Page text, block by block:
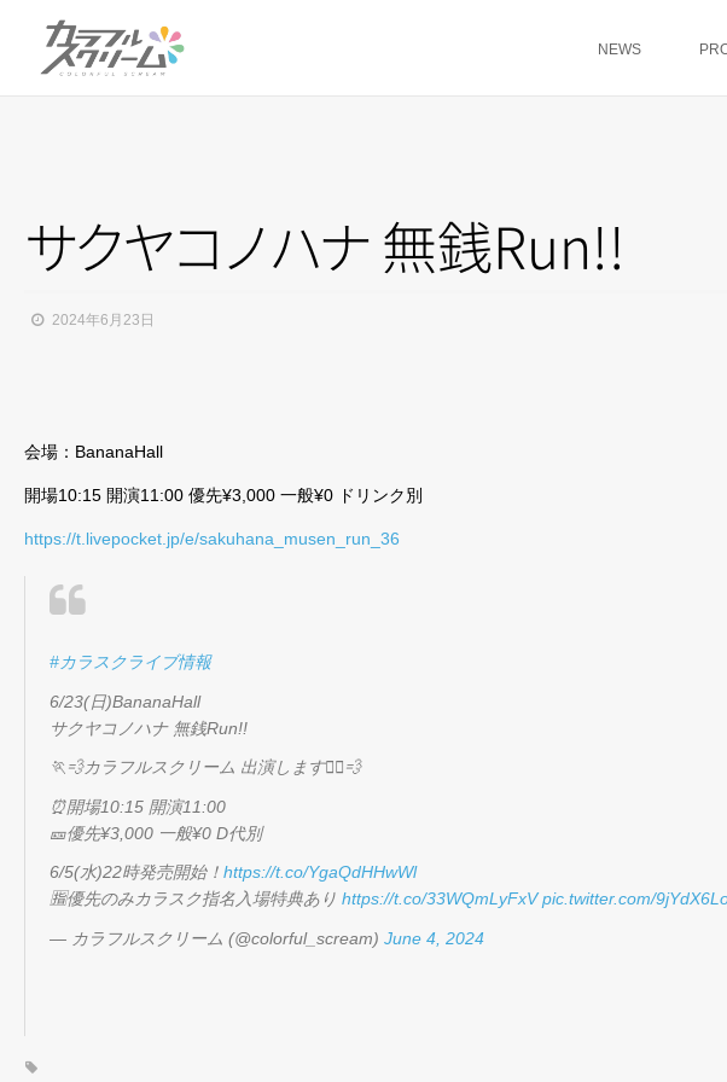
NEWS
サクヤコ ノ ハナ 無銭Run!!
2024年6月23日
会場：BananaHall
開場10:15 開演11:00 優先¥3,000 一般¥0 ドリンク別
https://t.livepocket.jp/e/sakuhana_musen_run_36
#カラスクライブ情報
6/23(日)BananaHall
サクヤコノハナ 無銭Run!!
🏃💨カラフルスクリーム 出演します🏃‍♂️💨
⏰開場10:15 開演11:00
🎫優先¥3,000 一般¥0 D代別
6/5(水)22時発売開始！ https://t.co/YgaQdHHwWl
🈯️優先のみカラスク指名入場特典あり https://t.co/33WQmLyFxV pic.twitter.com/
— カラフルスクリーム (@colorful_scream) June 4, 2024